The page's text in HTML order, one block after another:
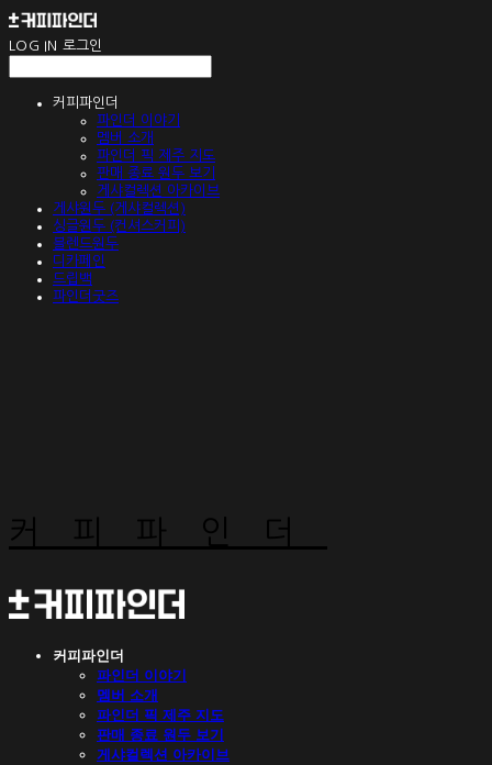
LOG IN 로그인
커피파인더
파인더 이야기
멤버 소개
파인더 픽 제주 지도
판매 종료 원두 보기
게샤컬렉션 아카이브
게샤원두 (게샤컬렉션)
싱글원두 (컨셔스커피)
블렌드원두
디카페인
드립백
파인더굿즈
커피파인더
커피파인더
파인더 이야기
멤버 소개
파인더 픽 제주 지도
판매 종료 원두 보기
게샤컬렉션 아카이브